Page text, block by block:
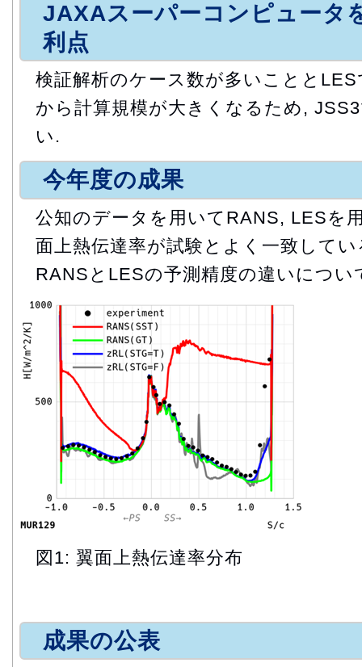
JAXAスーパーコンピュータ
利点
検証解析のケース数が多いことと
から計算規模が大きくなるため,
い.
今年度の成果
公知のデータを用いてRANS, LESを
面上熱伝達率が試験とよく一致して
RANSとLESの予測精度の違いについ
図1: 翼面上熱伝達率分布
成果の公表